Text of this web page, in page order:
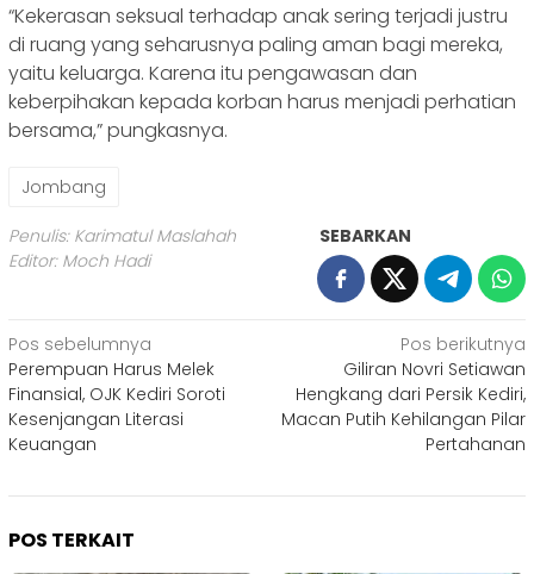
“Kekerasan seksual terhadap anak sering terjadi justru
di ruang yang seharusnya paling aman bagi mereka,
yaitu keluarga. Karena itu pengawasan dan
keberpihakan kepada korban harus menjadi perhatian
bersama,” pungkasnya.
Jombang
Penulis: Karimatul Maslahah
Editor: Moch Hadi
SEBARKAN
Navigasi
pos
Pos sebelumnya
Perempuan Harus Melek
Finansial, OJK Kediri Soroti
Kesenjangan Literasi
Keuangan
Pos berikutnya
Giliran Novri Setiawan
Hengkang dari Persik Kediri,
Macan Putih Kehilangan Pilar
Pertahanan
POS TERKAIT